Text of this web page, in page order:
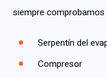
siempre comprobamos
Serpentín del
Compresor